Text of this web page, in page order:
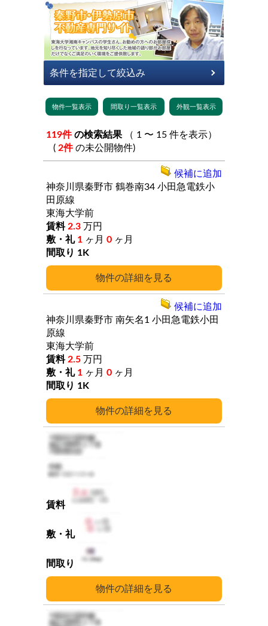
119件 の検索結果
( 2件 の未公開物件)
詳細
神奈川県秦野市 鶴巻南34 小田急電鉄小
田原線
東海大学前
2.3 万円
1 ヶ月 0 ヶ月
1K
候補に追加
詳細
神奈川県秦野市 南矢名1 小田急電鉄小田
原線
東海大学前
2.5 万円
1 ヶ月 0 ヶ月
1K
候補に追加
詳細